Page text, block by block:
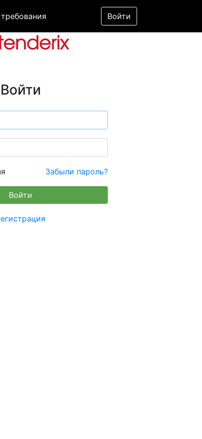
Войти
Войти
Забыли пароль?